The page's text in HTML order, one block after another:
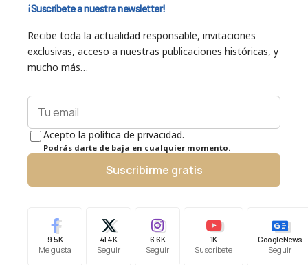
¡Suscríbete a nuestra newsletter!
Recibe toda la actualidad responsable, invitaciones
exclusivas, acceso a nuestras publicaciones históricas, y
mucho más…
Acepto la política de privacidad.
Podrás darte de baja en cualquier momento.
Suscribirme gratis
9.5K
Me gusta
41.4K
Seguir
6.6K
Seguir
1K
Suscríbete
Google News
Seguir